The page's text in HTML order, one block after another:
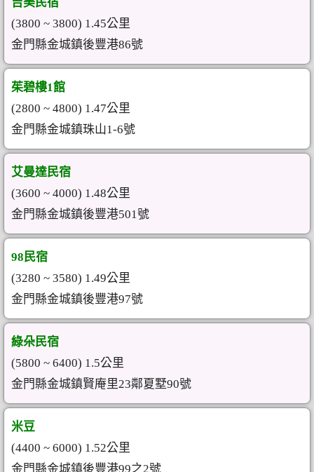
(3800 ~ 3800) 1.45公里
金門縣金城鎮後豐港86號
茱碧樓1館
(2800 ~ 4800) 1.47公里
金門縣金城鎮珠山1-6號
艾曼達民宿
(3600 ~ 4000) 1.48公里
金門縣金城鎮後豐港501號
98民宿
(3280 ~ 3580) 1.49公里
金門縣金城鎮後豐港97號
綠朵民宿
(5800 ~ 6400) 1.5公里
金門縣金城鎮賢庵里23鄰夏墅90號
米豆
(4400 ~ 6000) 1.52公里
金門縣金城鎮後豐港99之2號